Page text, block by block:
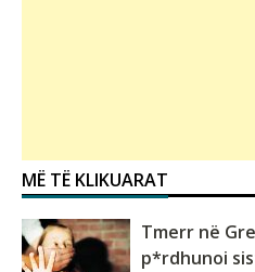
MË TË KLIKUARAT
Tmerr në
p*rdhunoi